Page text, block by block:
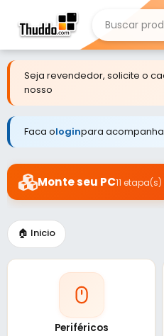
Seja revendedor, solicite o
nosso
Faca ologinpara
Monte seu PC11 etapa(s)
🏠 Inicio
Periféricos